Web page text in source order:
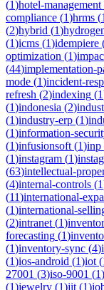
(1)hotel-management
compliance (1)hrms (1
(2)hybrid (1)
(1)icms (1)idempiere
optimization (1)
(44)implementation-
mode (1)incident-
refresh (2)indexing (1
(1)indonesia (2)
(1)industry-erp (1)
(1)information-
(1)infusionsoft (1)inp
(1)instagram (1)
(63)intellectual-
(4)internal-controls (1
(11)international-
(1)international-
(2)intranet (1)
forecasting (1)
(1)inventory-sync (4)
(1)ios-android (1)iot (
27001 (3)iso-9001 (1)
(1)jewelry (1)jit (1)